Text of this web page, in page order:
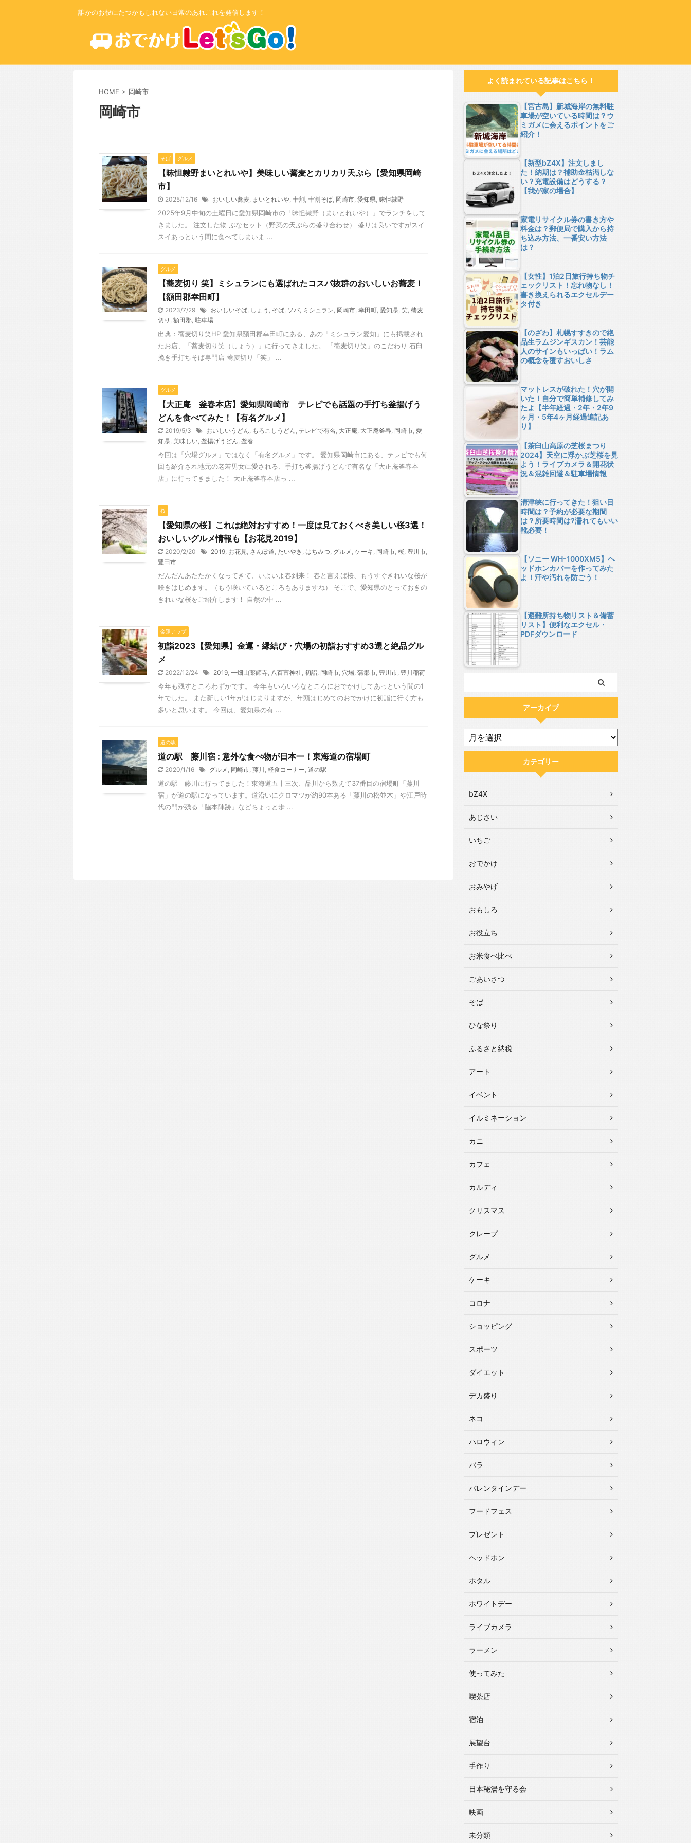
誰かのお役にたつかもしれない日常のあれこれを発信します！
HOME > 岡崎市
岡崎市
そば グルメ
【昧怛隷野まいとれいや】美味しい蕎麦とカリカリ天ぷら【愛知県岡崎
市】
2025/12/16 おいしい蕎麦, まいとれいや, 十割, 十割そば, 岡崎市, 愛知県, 昧怛隷野
2025年9月中旬の土曜日に愛知県岡崎市の「昧怛隷野（まいとれいや）」でランチをして
きました。 注文した物 ぶなセット（野菜の天ぷらの盛り合わせ） 盛りは良いですがスイ
スイあっという間に食べてしまいま ...
グルメ
【蕎麦切り 笑】ミシュランにも選ばれたコスパ抜群のおいしいお蕎麦！
【額田郡幸田町】
2023/7/29 おいしいそば, しょう , そば, ソバ, ミシュラン, 岡崎市, 幸田町, 愛知県, 笑, 蕎麦
切り , 額田郡, 駐車場
出典：蕎麦切り笑HP 愛知県額田郡幸田町にある、あの「ミシュラン愛知」にも掲載され
たお店、「蕎麦切り笑（しょう）」に行ってきました。 「蕎麦切り笑」のこだわり 石臼
挽き手打ちそば専門店 蕎麦切り「笑」 ...
グルメ
【大正庵 釜春本店】愛知県岡崎市 テレビでも話題の手打ち釜揚げう
どんを食べてみた！【有名グルメ】
2019/5/3 おいしいうどん, もろこしうどん, テレビで有名 , 大正庵, 大正庵釜春, 岡崎市, 愛
知県, 美味しい, 釜揚げうどん, 釜春
今回は「穴場グルメ」ではなく「有名グルメ」です。 愛知県岡崎市にある、テレビでも何
回も紹介され地元の老若男女に愛される、手打ち釜揚げうどんで有名な「大正庵釜春本
店」に行ってきました！ 大正庵釜春本店っ ...
桜
【愛知県の桜】これは絶対おすすめ！一度は見ておくべき美しい桜3選！
おいしいグルメ情報も【お花見2019】
2020/2/20 2019, お花見, さんぽ道, たいやき , はちみつ, グルメ , ケーキ, 岡崎市, 桜, 豊川市,
豊田市
だんだんあたたかくなってきて、いよいよ春到来！ 春と言えば桜、もうすぐきれいな桜が
咲きはじめます。（もう咲いているところもありますね） そこで、愛知県のとっておきの
きれいな桜をご紹介します！ 自然の中 ...
金運アップ
初詣2023【愛知県】金運・縁結び・穴場の初詣おすすめ3選と絶品グル
メ
2022/12/24 2019, 一畑山薬師寺, 八百富神社, 初詣, 岡崎市, 穴場, 蒲郡市, 豊川市, 豊川稲荷
今年も残すところわずかです。 今年もいろいろなところにおでかけしてあっという間の1
年でした。 また新しい1年がはじまりますが、年頭はじめてのおでかけに初詣に行く方も
多いと思います。 今回は、愛知県の有 ...
道の駅
道の駅 藤川宿 : 意外な食べ物が日本一！東海道の宿場町
2020/1/16 グルメ , 岡崎市, 藤川 , 軽食コーナー, 道の駅
道の駅 藤川に行ってました！東海道五十三次、品川から数えて37番目の宿場町「藤川
宿」が道の駅になっています。道沿いにクロマツが約90本ある「藤川の松並木」や江戸時
代の門が残る「脇本陣跡」などちょっと歩 ...
よく読まれている記事はこちら！
【宮古島】新城海岸の無料駐
車場が空いている時間は？ウ
ミガメに会えるポイントをご
紹介！
【新型bZ4X】注文しまし
た！納期は？補助金枯渇しな
い？充電設備はどうする？
【我が家の場合】
家電リサイクル券の書き方や
料金は？郵便局で購入から持
ち込み方法、一番安い方法
は？
【女性】1泊2日旅行持ち物チ
ェックリスト！忘れ物なし！
書き換えられるエクセルデー
タ付き
【のざわ】札幌すすきので絶
品生ラムジンギスカン！芸能
人のサインもいっぱい！ラム
の概念を覆すおいしさ
マットレスが破れた！穴が開
いた！自分で簡単補修してみ
たよ【半年経過・2年・2年9
ヶ月・5年4ヶ月経過追記あ
り】
【茶臼山高原の芝桜まつり
2024】天空に浮かぶ芝桜を見
よう！ライブカメラ＆開花状
況＆混雑回避＆駐車場情報
清津峡に行ってきた！狙い目
時間は？予約が必要な期間
は？所要時間は?濡れてもいい
靴必要！
【ソニー WH-1000XM5】ヘ
ッドホンカバーを作ってみた
よ！汗や汚れを防ごう！
【避難所持ち物リスト＆備蓄
リスト】便利なエクセル・
PDFダウンロード
アーカイブ
カテゴリー
bZ4X
あじさい
いちご
おでかけ
おみやげ
おもしろ
お役立ち
お米食べ比べ
ごあいさつ
そば
ひな祭り
ふるさと納税
アート
イベント
イルミネーション
カニ
カフェ
カルディ
クリスマス
クレープ
グルメ
ケーキ
コロナ
ショッピング
スポーツ
ダイエット
デカ盛り
ネコ
ハロウィン
バラ
バレンタインデー
フードフェス
プレゼント
ヘッドホン
ホタル
ホワイトデー
ライブカメラ
ラーメン
使ってみた
喫茶店
宿泊
展望台
手作り
日本秘湯を守る会
映画
未分類